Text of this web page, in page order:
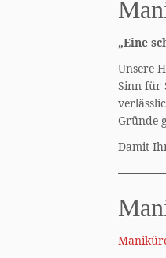
„Eine
Unsere
Sinn für
Gründe
Damit